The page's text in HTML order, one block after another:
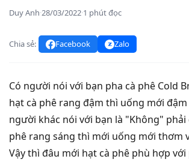
Duy Anh·28/03/2022·1 phút đọc
Chia sẻ: Facebook Zalo
Có người nói với bạn pha cà phê Cold
hạt cà phê rang đậm thì uống mới
người khác nói với bạn là "Không" phải
phê rang sáng thì mới uống mới thơm
Vậy thì đâu mới hạt cà phê phù hợp